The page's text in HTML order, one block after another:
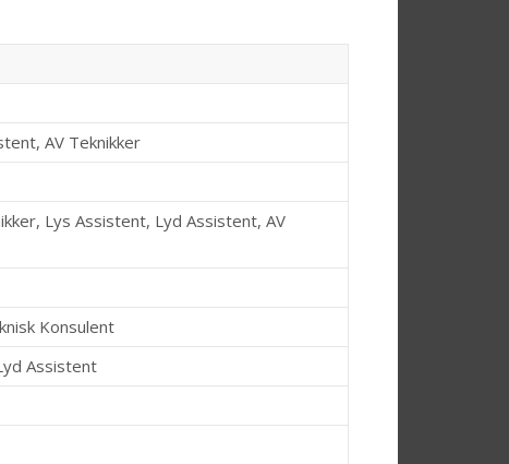
AV Teknikker
Lys Assistent, Lyd Assistent, AV
Konsulent
Assistent